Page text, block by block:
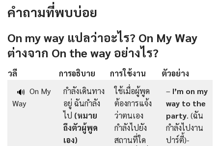
คำถามที่พบบ่อย
On my way แปลว่าอะไร? On My Way
ต่างจาก On the way อย่างไร?
วลี การอธิบาย การใช้งาน
ตัวอย่าง
🔊 On My
Way
กำลังเดินทาง
อยู่ ฉันกำลัง
ไป (หมาย
ถึงตัวผู้พูด
เอง)
ใช้เมื่อผู้พูด
ต้องการแจ้ง
ว่าตนเอง
กำลังไปยัง
สถานที่ใด
– I’m on my
way to the
party. (ฉัน
กำลังไปงาน
ปาร์ตี้)-